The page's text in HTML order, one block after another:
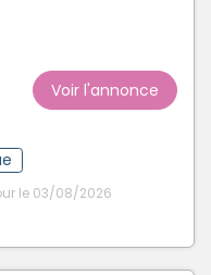
Voir l'annonce
le 03/08/2026